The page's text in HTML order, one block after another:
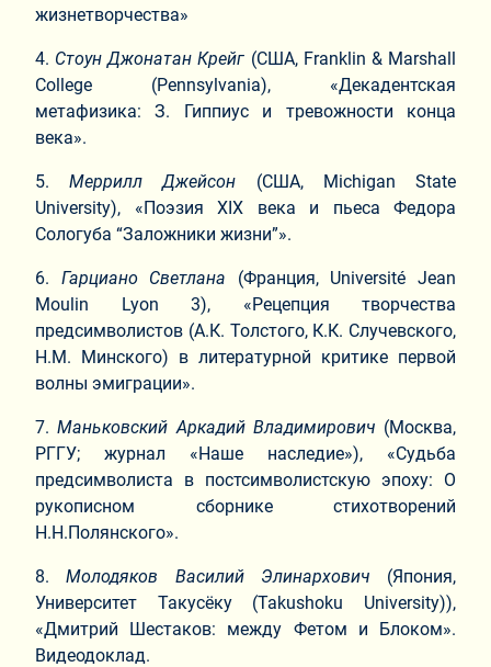
жизнетворчества»
4.​ Стоун Джонатан Крейг (США, Franklin & Marshall
College (Pennsylvania), «Декадентская
метафизика: З. Гиппиус и тревожности конца
века».
5.​Меррилл Джейсон (США, Michigan State
University), «Поэзия XIX века и пьеса Федора
Сологуба “Заложники жизни”».
6.​ Гарциано Светлана (Франция, Université Jean
Moulin Lyon 3), «Рецепция творчества
предсимволистов (А.К. Толстого, К.К. Случевского,
Н.М. Минского) в литературной критике первой
волны эмиграции».
7.​Маньковский Аркадий Владимирович (Москва,
РГГУ; журнал «Наше наследие»), «Судьба
предсимволиста в постсимволистскую эпоху: О
рукописном сборнике стихотворений
Н.Н.Полянского».
8.​Молодяков Василий Элинархович (Япония,
Университет Такусёку (Takushoku University)),
«Дмитрий Шестаков: между Фетом и Блоком».
Видеодоклад.